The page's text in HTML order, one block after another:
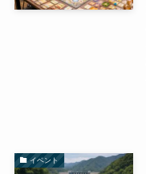
イベント